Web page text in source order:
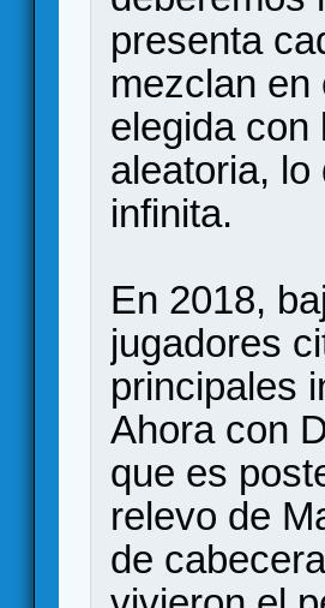
presenta
mezclan
elegida con
aleatoria, lo
infinita.
En 2018,
jugadores
principales
Ahora con
que es
relevo de
de